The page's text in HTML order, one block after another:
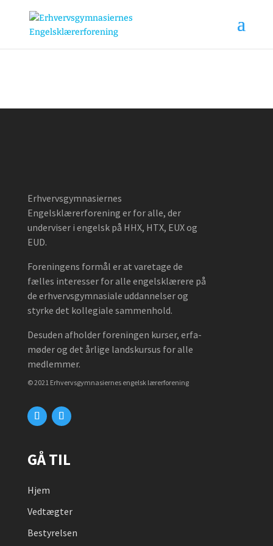
Erhvervsgymnasiernes
Engelsklærerforening er for alle, der
underviser i engelsk på HHX, HTX, EUX og
EUD.
Foreningens formål er at varetage de
fælles interesser for alle engelsklærere på
de erhvervsgymnasiale uddannelser og
styrke det kollegiale sammenhold.
Desuden afholder foreningen kurser, erfa-
møder og det årlige landskursus for alle
medlemmer.
© 2021 Erhvervsgymnasiernes engelsk lærerforening
GÅ TIL
Hjem
Vedtægter
Bestyrelsen